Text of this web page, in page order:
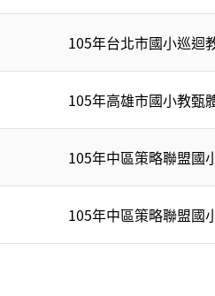
105年台北市國小巡迴
105年高雄市國小教甄
105年中區策略聯盟國
105年中區策略聯盟國